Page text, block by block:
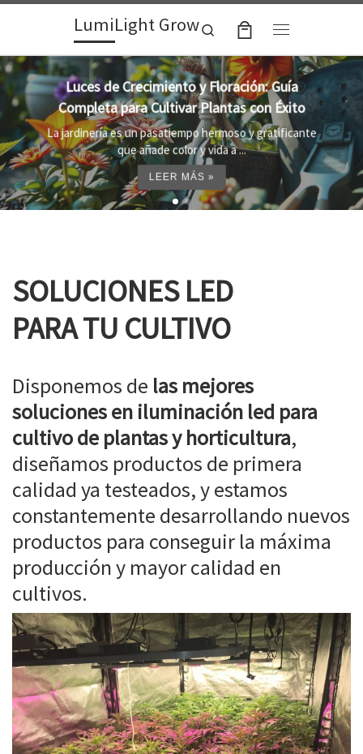
Skip to contentLumiLight Grow
Search
Lámparas para indoor: la clave para un
crecimiento óptimo de tus plantas
Al cultivar plantas en el interior, es importante
proporcionar el entorno adecuado ...
LEER MÁS »
SOLUCIONES LED
PARA TU CULTIVO
Disponemos de las mejores
soluciones en iluminación led para
cultivo de plantas y horticultura,
diseñamos productos de primera
calidad ya testeados, y estamos
constantemente desarrollando nuevos
productos para conseguir la máxima
producción y mayor calidad en
cultivos.